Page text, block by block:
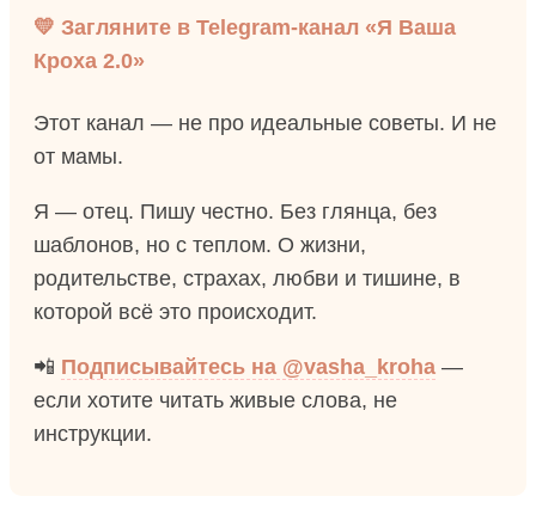
💛 Загляните в Telegram-канал «Я Ваша
Кроха 2.0»
Этот канал — не про идеальные советы. И не
от мамы.
Я — отец. Пишу честно. Без глянца, без
шаблонов, но с теплом. О жизни,
родительстве, страхах, любви и тишине, в
которой всё это происходит.
📲 Подписывайтесь на @vasha_kroha —
если хотите читать живые слова, не
инструкции.